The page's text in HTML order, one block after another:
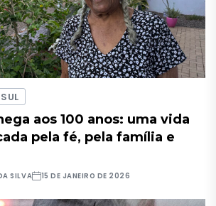
aos 100 anos: uma vida
pela fé, pela família e
SILVA 15 DE JANEIRO DE 2026